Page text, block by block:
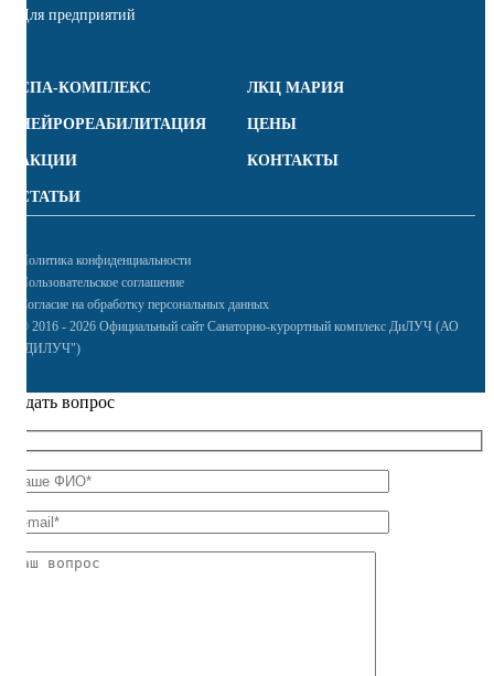
Для предприятий
СПА-КОМПЛЕКС ЛКЦ МАРИЯ
НЕЙРОРЕАБИЛИТАЦИЯ ЦЕНЫ
АКЦИИ КОНТАКТЫ
СТАТЬИ
Политика конфиденциальности
Пользовательское соглашение
Согласие на обработку персональных данных
© 2016 - 2026 Официальный сайт Санаторно-курортный комплекс ДиЛУЧ (АО
"ДИЛУЧ")
Задать вопрос